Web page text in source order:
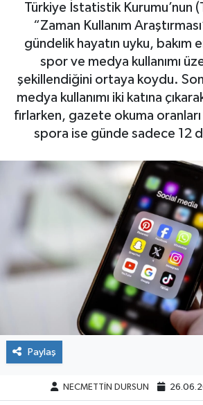
Türkiye İstatistik Kurumu’nun
“Zaman Kullanım
gündelik hayatın uyku, bakım
spor ve medya kullanımı
şekillendiğini ortaya koydu. Son
medya kullanımı iki katına
fırlarken, gazete okuma oranları
spora ise günde sadece 12
Paylaş
NECMETTİN DURSUN